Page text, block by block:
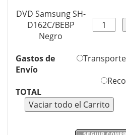
DVD Samsung SH-
D162C/BEBP
Negro
Gastos de
Envío
TOTAL